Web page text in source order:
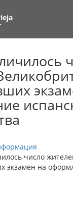
число
экзамен на